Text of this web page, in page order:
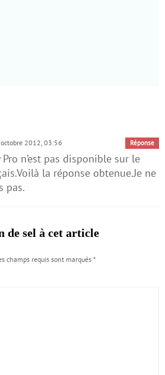
2012, 03:56 Réponse
n’est pas disponible sur le
la réponse obtenue.Je ne
pas.
de sel à cet article
champs requis sont marqués *